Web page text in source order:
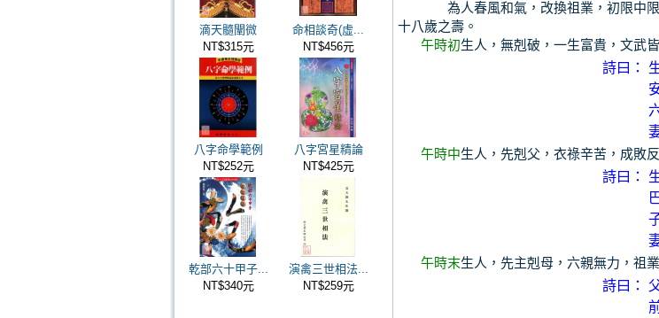
滴天髓闡微
NT$315元
命相談奇(虛...
NT$456元
八字命學範例
NT$252元
八字宮星精論
NT$425元
乾部六十甲子...
NT$340元
演禽三世相法...
NT$259元
為人春風和氣，改換祖業，初限中限
十八歲之壽。
午時初生人，無剋破，一生富貴，文武
詩曰：
午時中生人，先剋父，衣祿辛苦，成敗
詩曰：
午時末生人，先主剋母，六親無力，祖
詩曰：